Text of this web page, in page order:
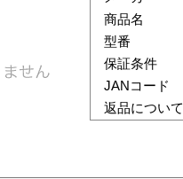
商品名
型番
保証条件
JANコード
返品について